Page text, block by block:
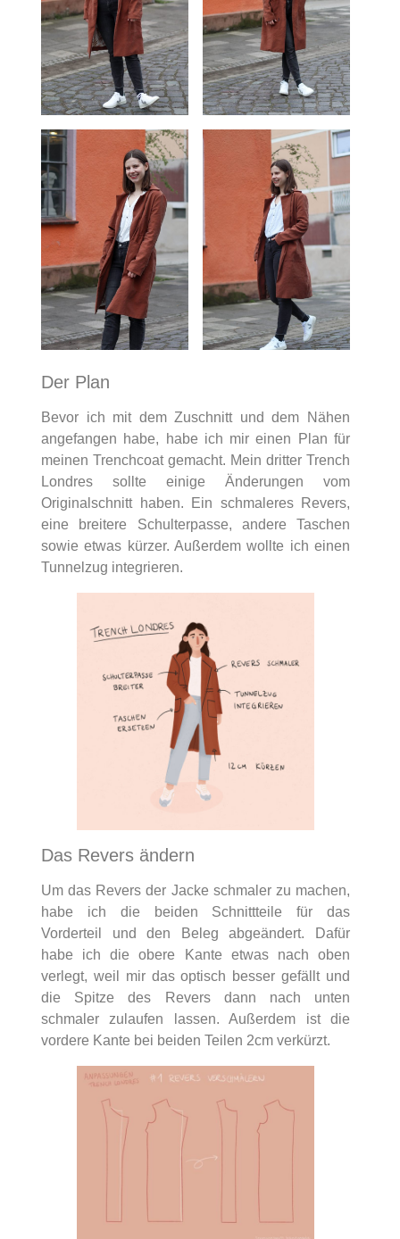
Der Plan
Bevor ich mit dem Zuschnitt und dem Nähen
angefangen habe, habe ich mir einen Plan für
meinen Trenchcoat gemacht. Mein dritter Trench
Londres sollte einige Änderungen vom
Originalschnitt haben. Ein schmaleres Revers,
eine breitere Schulterpasse, andere Taschen
sowie etwas kürzer. Außerdem wollte ich einen
Tunnelzug integrieren.
Das Revers ändern
Um das Revers der Jacke schmaler zu machen,
habe ich die beiden Schnittteile für das
Vorderteil und den Beleg abgeändert. Dafür
habe ich die obere Kante etwas nach oben
verlegt, weil mir das optisch besser gefällt und
die Spitze des Revers dann nach unten
schmaler zulaufen lassen. Außerdem ist die
vordere Kante bei beiden Teilen 2cm verkürzt.